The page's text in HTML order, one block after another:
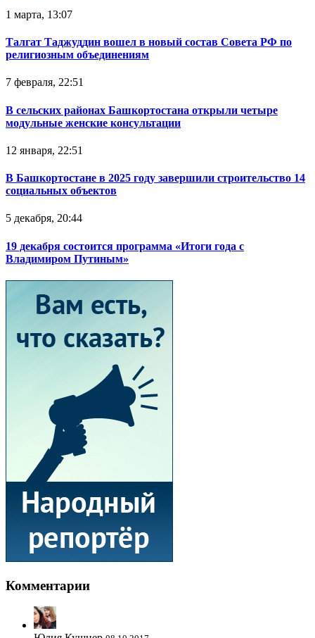
1 марта, 13:07
Талгат Таджуддин вошел в новый состав Совета РФ по
религиозным объединениям
7 февраля, 22:51
В сельских районах Башкортостана открыли четыре
модульные женские консультации
12 января, 22:51
В Башкортостане в 2025 году завершили строительство 14
социальных объектов
5 декабря, 20:44
19 декабря состоится программа «Итоги года с
Владимиром Путиным»
Комментарии